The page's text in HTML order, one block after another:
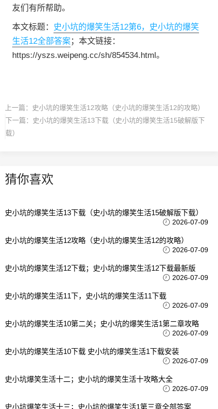
友们有所帮助。
本文标题：
史小坑的爆笑生活12第6，史小坑的爆笑
生活12全部答案；本文链接：
https://yszs.weipeng.cc/sh/854534.html。
上一篇： 史小坑的爆笑生活12攻略（史小坑的爆笑生活12的攻略）
下一篇： 史小坑的爆笑生活13下载（史小坑的爆笑生活15破解版下
载）
猜你喜欢
史小坑的爆笑生活13下载（史小坑的爆笑生活15破解版下载）
2026-07-09
史小坑的爆笑生活12攻略（史小坑的爆笑生活12的攻略）
2026-07-09
史小坑的爆笑生活12下载；史小坑的爆笑生活12下载最新版
2026-07-09
史小坑的爆笑生活11下，史小坑的爆笑生活11下载
2026-07-09
史小坑的爆笑生活10第二关；史小坑的爆笑生活1第二章攻略
2026-07-09
史小坑的爆笑生活10下载 史小坑的爆笑生活1下载安装
2026-07-09
史小坑爆笑生活十二；史小坑的爆笑生活十攻略大全
2026-07-09
史小坑爆笑生活十三；史小坑的爆笑生活1第三章全部答案